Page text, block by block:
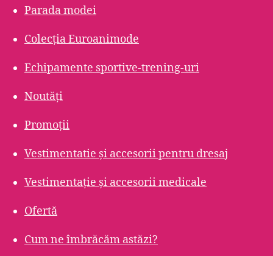
Parada modei
Colecția Euroanimode
Echipamente sportive-trening-uri
Noutăți
Promoții
Vestimentatie și accesorii pentru dresaj
Vestimentație și accesorii medicale
Ofertă
Cum ne îmbrăcăm astăzi?